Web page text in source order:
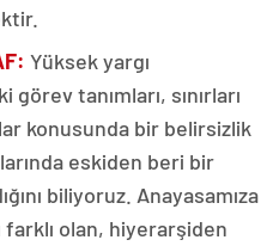
Yüksek yargı
görev tanımları, sınırları
konusunda bir belirsizlik
eskiden beri bir
biliyoruz. Anayasamıza
olan, hiyerarşiden